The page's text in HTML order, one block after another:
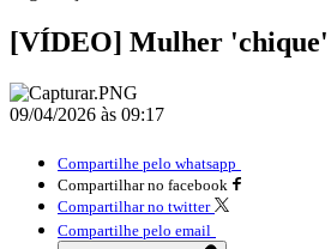
[VÍDEO] Mulher 'chique'
09/04/2026 às 09:17
Compartilhe pelo whatsapp
Compartilhar no facebook
Compartilhar no twitter
Compartilhe pelo email